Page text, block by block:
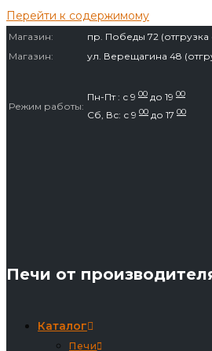
Перейти к содержимому
Магазин: пр. Победы 72 (отгрузка
Магазин:
ул. Верещагина 48
Режим работы:
Пн-Пт : с 9 00 до 19 00
Сб, Вс: с 9 00 до 17 00
Печи от
Каталог
Печи